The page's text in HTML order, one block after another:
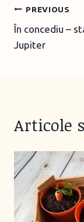
Post
PREVIOUS
În concediu –
Jupiter
Articole